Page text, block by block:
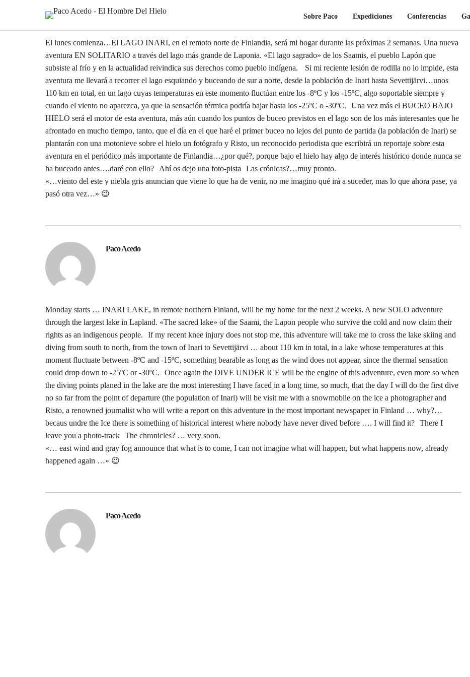
Sobre Paco Expediciones Conferencias
El lunes comienza…El LAGO INARI, en el remoto norte de Finlandia, será mi hogar durante las próximas 2 semanas. Una nueva
aventura EN SOLITARIO a través del lago más grande de Laponia. «El lago sagrado» de los Saamis, el pueblo Lapón que
subsiste al frío y en la actualidad reivindica sus derechos como pueblo indígena. Si mi reciente lesión de rodilla no lo impide, esta
aventura me llevará a recorrer el lago esquiando y buceando de sur a norte, desde la población de Inari hasta Sevettijärvi…unos
110 km en total, en un lago cuyas temperaturas en este momento fluctúan entre los -8ºC y los -15ºC, algo soportable siempre y
cuando el viento no aparezca, ya que la sensación térmica podría bajar hasta los -25ºC o -30ºC. Una vez más el BUCEO BAJO
HIELO será el motor de esta aventura, más aún cuando los puntos de buceo previstos en el lago son de los más interesantes que he
afrontado en mucho tiempo, tanto, que el día en el que haré el primer buceo no lejos del punto de partida (la población de Inari) se
plantarán con una motonieve sobre el hielo un fotógrafo y Risto, un reconocido periodista que escribirá un reportaje sobre esta
aventura en el periódico más importante de Finlandia…¿por qué?, porque bajo el hielo hay algo de interés histórico donde nunca se
ha buceado antes….daré con ello? Ahí os dejo una foto-pista Las crónicas?…muy pronto.
«…viento del este y niebla gris anuncian que viene lo que ha de venir, no me imagino qué irá a suceder, mas lo que ahora pase, ya
pasó otra vez…» 😉
Paco Acedo
Monday starts … INARI LAKE, in remote northern Finland, will be my home for the next 2 weeks. A new SOLO adventure
through the largest lake in Lapland. «The sacred lake» of the Saami, the Lapon people who survive the cold and now claim their
rights as an indigenous people. If my recent knee injury does not stop me, this adventure will take me to cross the lake skiing and
diving from south to north, from the town of Inari to Sevettijärvi … about 110 km in total, in a lake whose temperatures at this
moment fluctuate between -8ºC and -15ºC, something bearable as long as the wind does not appear, since the thermal sensation
could drop down to -25ºC or -30ºC. Once again the DIVE UNDER ICE will be the engine of this adventure, even more so when
the diving points planed in the lake are the most interesting I have faced in a long time, so much, that the day I will do the first dive
no so far from the point of departure (the population of Inari) will be visit me with a snowmobile on the ice a photographer and
Risto, a renowned journalist who will write a report on this adventure in the most important newspaper in Finland … why?…
becaus undre the Ice there is something of historical interest where nobody have never dived before …. I will find it? There I
leave you a photo-track The chronicles? … very soon.
«… east wind and gray fog announce that what is to come, I can not imagine what will happen, but what happens now, already
happened again …» 😉
Paco Acedo